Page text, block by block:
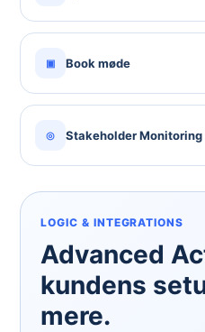
▣ Book møde
◎ Stakeholder Monitoring
LOGIC & INTEGRATIONS
Advanced
kundens
mere.